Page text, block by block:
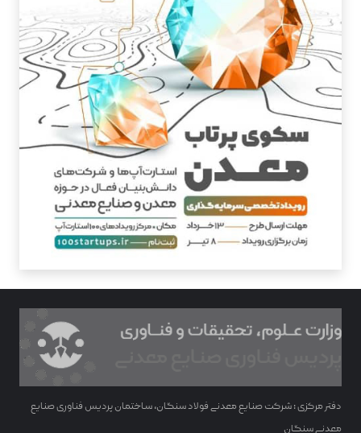
دفتر مرکزی : شرکت صنایع معدنی فولاد سنگان، ساختمان پردیس فناوری صنایع
معدنی سنگان